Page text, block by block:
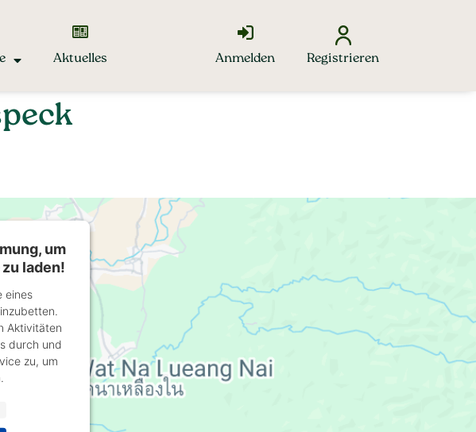
Aktuelles Anmelden Registrieren
um
laden!
eines
Aktivitäten
durch und
zu, um